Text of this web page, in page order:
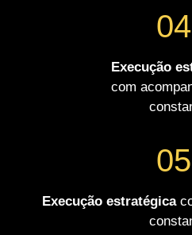
Execução
com
Execução estratégica